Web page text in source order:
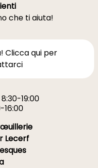
che ti aiuta!
Clicca qui per
19:00
16:00
Lecerf